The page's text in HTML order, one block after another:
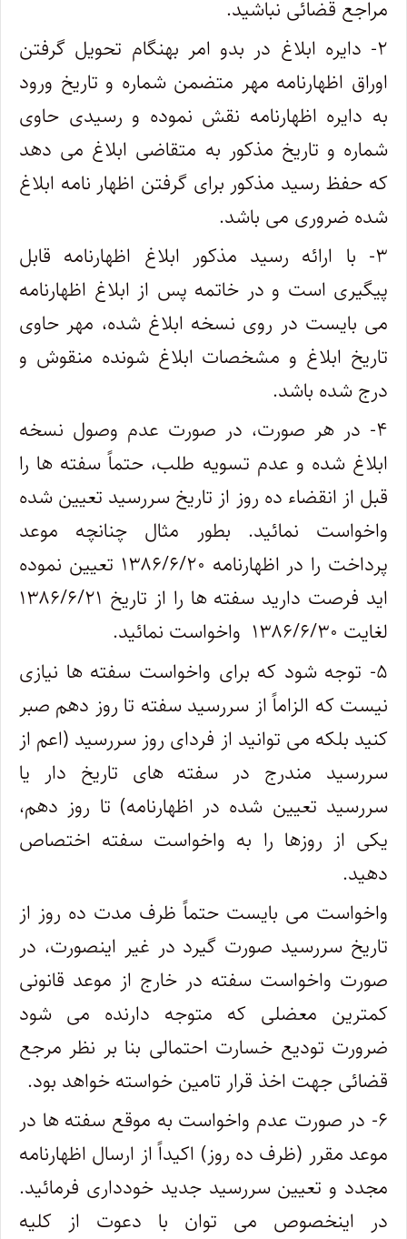
مراجع قضائی نباشید.
۲- دایره ابلاغ در بدو امر بهنگام تحویل گرفتن
اوراق اظهارنامه مهر متضمن شماره و تاریخ ورود
به دایره اظهارنامه نقش نموده و رسیدی حاوی
شماره و تاریخ مذکور به متقاضی ابلاغ می دهد
که حفظ رسید مذکور برای گرفتن اظهار نامه ابلاغ
شده ضروری می باشد.
۳- با ارائه رسید مذکور ابلاغ اظهارنامه قابل
پیگیری است و در خاتمه پس از ابلاغ اظهارنامه
می بایست در روی نسخه ابلاغ شده، مهر حاوی
تاریخ ابلاغ و مشخصات ابلاغ شونده منقوش و
درج شده باشد.
۴- در هر صورت، در صورت عدم وصول نسخه
ابلاغ شده و عدم تسویه طلب، حتماً سفته ها را
قبل از انقضاء ده روز از تاریخ سررسید تعیین شده
واخواست نمائید. بطور مثال چنانچه موعد
پرداخت را در اظهارنامه ۱۳۸۶/۶/۲۰ تعیین نموده
اید فرصت دارید سفته ها را از تاریخ ۱۳۸۶/۶/۲۱
لغایت ۱۳۸۶/۶/۳۰ واخواست نمائید.
۵- توجه شود که برای واخواست سفته ها نیازی
نیست که الزاماً از سررسید سفته تا روز دهم صبر
کنید بلکه می توانید از فردای روز سررسید (اعم از
سررسید مندرج در سفته های تاریخ دار یا
سررسید تعیین شده در اظهارنامه) تا روز دهم،
یکی از روزها را به واخواست سفته اختصاص
دهید.
واخواست می بایست حتماً ظرف مدت ده روز از
تاریخ سررسید صورت گیرد در غیر اینصورت، در
صورت واخواست سفته در خارج از موعد قانونی
کمترین معضلی که متوجه دارنده می شود
ضرورت تودیع خسارت احتمالی بنا بر نظر مرجع
قضائی جهت اخذ قرار تامین خواسته خواهد بود.
۶- در صورت عدم واخواست به موقع سفته ها در
موعد مقرر (ظرف ده روز) اکیداً از ارسال اظهارنامه
مجدد و تعیین سررسید جدید خودداری فرمائید.
در اینخصوص می توان با دعوت از کلیه